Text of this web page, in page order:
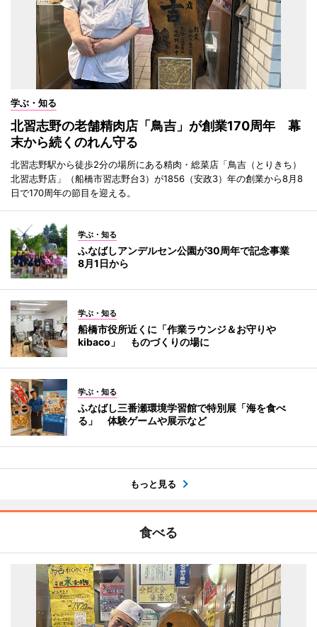
学ぶ・知る
北習志野の老舗精肉店「鳥吉」が創業170周年 幕
末から続くのれん守る
北習志野駅から徒歩2分の場所にある精肉・総菜店「鳥吉（とりきち）
北習志野店」（船橋市習志野台3）が1856（安政3）年の創業から8月8
日で170周年の節目を迎える。
学ぶ・知る
ふなばしアンデルセン公園が30周年で記念事業
8月1日から
学ぶ・知る
船橋市役所近くに「作業ラウンジ＆お守りや
kibaco」 ものづくりの場に
学ぶ・知る
ふなばし三番瀬環境学習館で特別展「海を食べ
る」 体験ゲームや展示など
もっと見る
食べる